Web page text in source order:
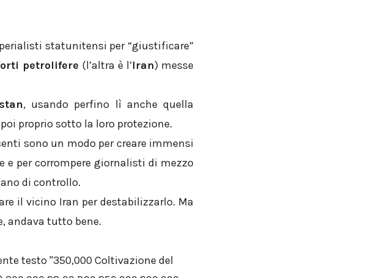
statunitensi per “giustificare”
petrolifere (l’altra è l’Iran) messe
, usando perfino lì anche quella
proprio sotto la loro protezione.
sono un modo per creare immensi
e per corrompere giornalisti di mezzo
di controllo.
il vicino Iran per destabilizzarlo. Ma
andava tutto bene.